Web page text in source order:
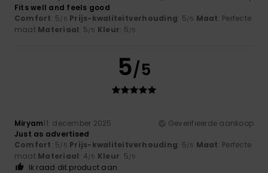
Fits well and feels good
Comfort: 5/5 Prijs-kwaliteitverhouding: 5/5 Maat: Perfecte
maat Materiaal: 5/5 Kleur: 5/5
5/5
Miryam11. december 2025
Geverifieerde aankoop
Just as advertised
Comfort: 5/5 Prijs-kwaliteitverhouding: 5/5 Maat: Perfecte
maat Materiaal: 4/5 Kleur: 5/5
Ik raad dit product aan